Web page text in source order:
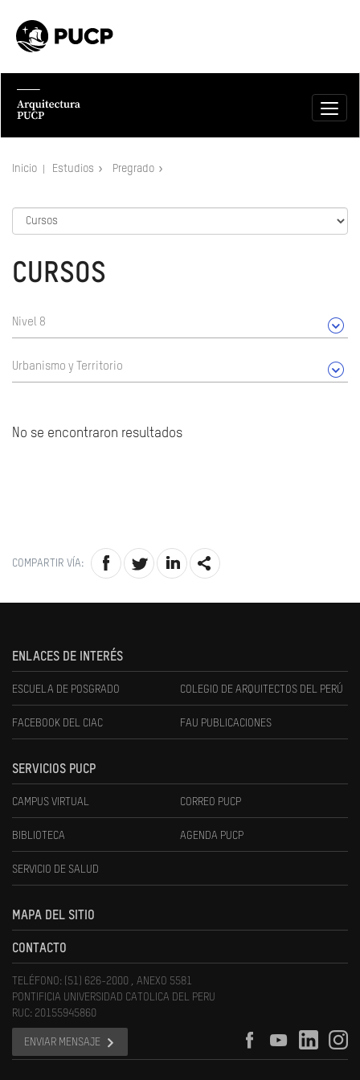
Inicio Estudios Pregrado
CURSOS
Nivel 8
Urbanismo y Territorio
No se encontraron resultados
COMPARTIR VÍA:
ENLACES DE INTERÉS
ESCUELA DE POSGRADO COLEGIO DE ARQUITECTOS DEL PERÚ
FACEBOOK DEL CIAC FAU PUBLICACIONES
SERVICIOS PUCP
CAMPUS VIRTUAL CORREO PUCP
BIBLIOTECA AGENDA PUCP
SERVICIO DE SALUD
MAPA DEL SITIO
CONTACTO
TELÉFONO: (51) 626-2000 , ANEXO 5581
PONTIFICIA UNIVERSIDAD CATOLICA DEL PERU
RUC: 20155945860
ENVIAR MENSAJE